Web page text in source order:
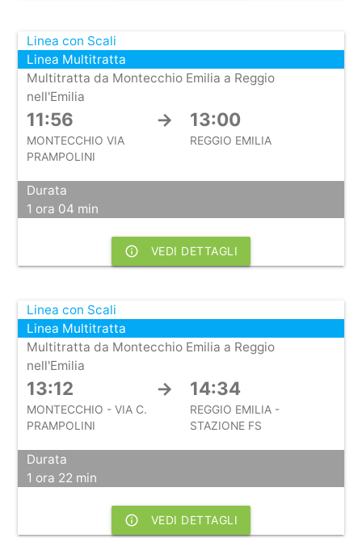
Linea con Scali
Linea Multitratta
Multitratta da Montecchio Emilia a Reggio
nell'Emilia
11:56 → 13:00
MONTECCHIO VIA
PRAMPOLINI
REGGIO EMILIA
Durata
1 ora 04 min
info_outline VEDI DETTAGLI
Linea con Scali
Linea Multitratta
Multitratta da Montecchio Emilia a Reggio
nell'Emilia
13:12 → 14:34
MONTECCHIO - VIA C.
PRAMPOLINI
REGGIO EMILIA -
STAZIONE FS
Durata
1 ora 22 min
info_outline VEDI DETTAGLI